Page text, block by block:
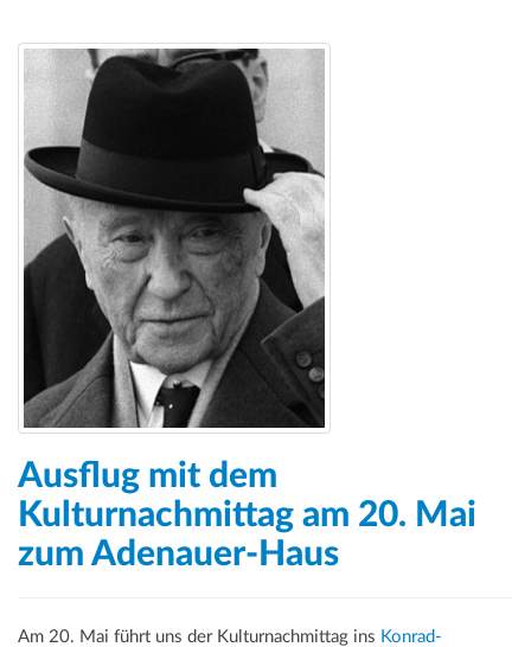
Ausflug mit dem
Kulturnachmittag am 20. Mai
zum Adenauer-Haus
Am 20. Mai führt uns der Kulturnachmittag ins Konrad-